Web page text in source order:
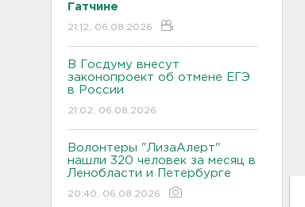
Гатчине
21:12, 06.08.2026
В Госдуму внесут
законопроект об отмене ЕГЭ
в России
21:02, 06.08.2026
Волонтеры "ЛизаАлерт"
нашли 320 человек за месяц в
Ленобласти и Петербурге
20:40, 06.08.2026